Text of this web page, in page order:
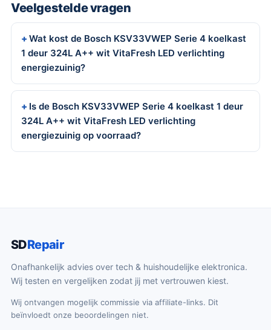
Veelgestelde vragen
Wat kost de Bosch KSV33VWEP Serie 4 koelkast
1 deur 324L A++ wit VitaFresh LED verlichting
energiezuinig?
Is de Bosch KSV33VWEP Serie 4 koelkast 1 deur
324L A++ wit VitaFresh LED verlichting
energiezuinig op voorraad?
SDRepair
Onafhankelijk advies over tech & huishoudelijke elektronica.
Wij testen en vergelijken zodat jij met vertrouwen kiest.
Wij ontvangen mogelijk commissie via affiliate-links. Dit
beïnvloedt onze beoordelingen niet.